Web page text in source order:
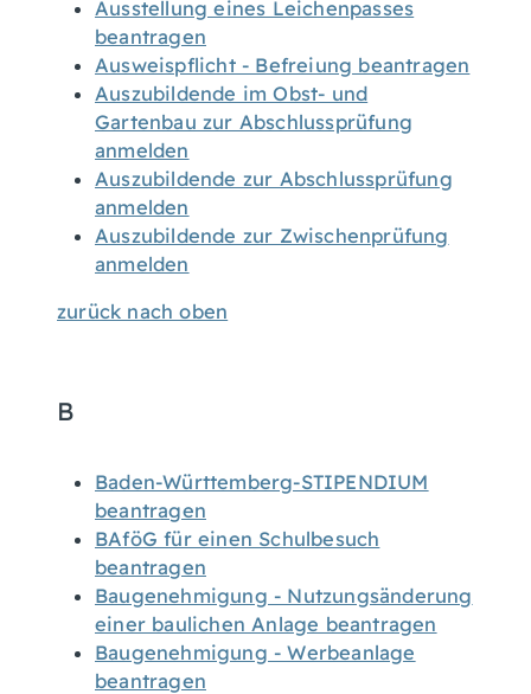
Ausstellung eines Leichenpasses
beantragen
Ausweispflicht - Befreiung beantragen
Auszubildende im Obst- und
Gartenbau zur Abschlussprüfung
anmelden
Auszubildende zur Abschlussprüfung
anmelden
Auszubildende zur Zwischenprüfung
anmelden
zurück nach oben
B
Baden-Württemberg-STIPENDIUM
beantragen
BAföG für einen Schulbesuch
beantragen
Baugenehmigung - Nutzungsänderung
einer baulichen Anlage beantragen
Baugenehmigung - Werbeanlage
beantragen